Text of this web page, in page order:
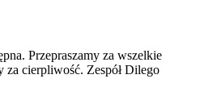
Przepraszamy za wszelkie
za cierpliwość. Zespół Dilego